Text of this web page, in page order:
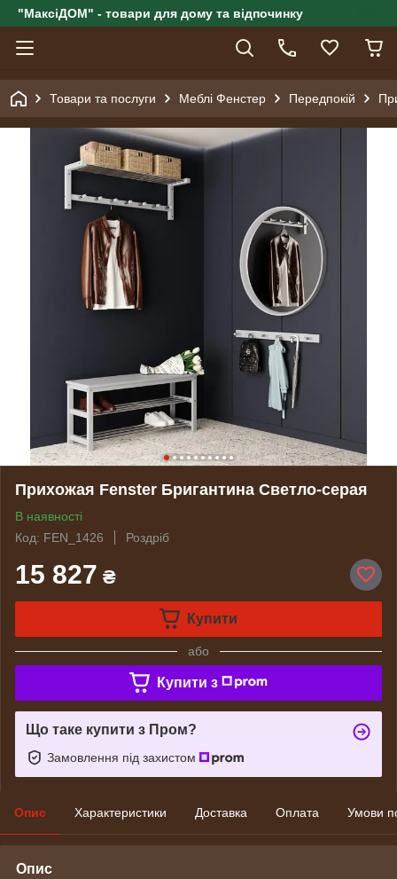
"МаксіДОМ" - товари для дому та відпочинку
Товари та послуги Меблі Фенстер Передпокій
Прихожая Fenster Бригантина Светло-серая
В наявності
Код: FEN_1426
Роздріб
15 827 ₴
Купити
або
Купити з
Що таке купити з Пром?
Замовлення під захистом
Опис Характеристики Доставка Оплата Умови
Опис